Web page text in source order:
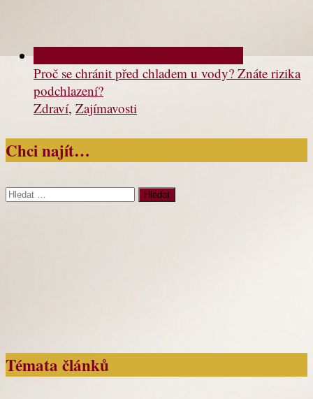
Proč se chránit před chladem u vody? Znáte rizika
podchlazení?
Zdraví, Zajímavosti
Chci najít…
Vyhledávání
Témata článků